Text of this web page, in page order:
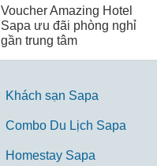
Voucher Amazing Hotel
Sapa ưu đãi phòng nghỉ
gần trung tâm
Khách sạn Sapa
Combo Du Lịch Sapa
Homestay Sapa